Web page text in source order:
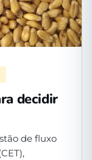
decidir
de fluxo